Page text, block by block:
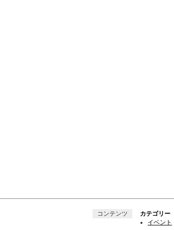
コンテンツ カテゴリー
イベント